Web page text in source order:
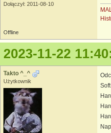
Dołączył: 2011-08-10
MAL
Offline
2023-11-22
Takto ^_^
Użytkownik